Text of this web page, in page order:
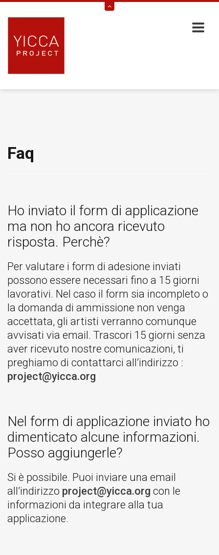
Faq
Ho inviato il form di applicazione
ma non ho ancora ricevuto
risposta. Perchè?
Per valutare i form di adesione inviati
possono essere necessari fino a 15 giorni
lavorativi. Nel caso il form sia incompleto o
la domanda di ammissione non venga
accettata, gli artisti verranno comunque
avvisati via email. Trascori 15 giorni senza
aver ricevuto nostre comunicazioni, ti
preghiamo di contattarci all’indirizzo :
project@yicca.org
Nel form di applicazione inviato ho
dimenticato alcune informazioni.
Posso aggiungerle?
Si è possibile. Puoi inviare una email
all’indirizzo project@yicca.org con le
informazioni da integrare alla tua
applicazione.